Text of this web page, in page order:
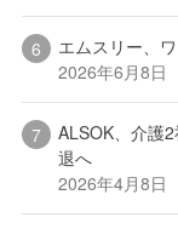
エムスリー、
2026年6月8日
ALSOK、介護
退へ
2026年4月8日